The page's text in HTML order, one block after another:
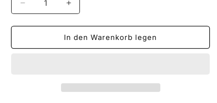
Verringere
die
Menge
Ohrringe
Erhöhe
die
Menge
für
Ohrringe
In den Warenkorb legen